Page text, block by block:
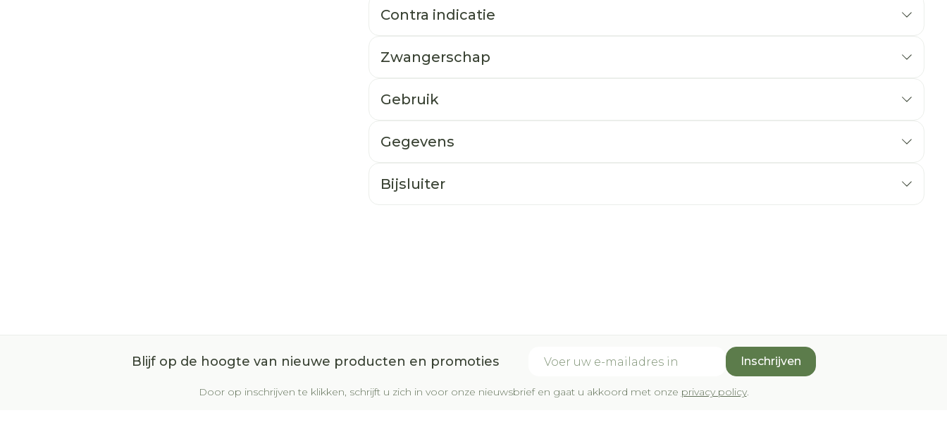
Contra indicatie
Zwangerschap
Gebruik
Gegevens
Bijsluiter
Blijf op de hoogte van nieuwe producten en promoties Inschrijven
Door op inschrijven te klikken, schrijft u zich in voor onze nieuwsbrief en gaat u akkoord met onze privacy policy.